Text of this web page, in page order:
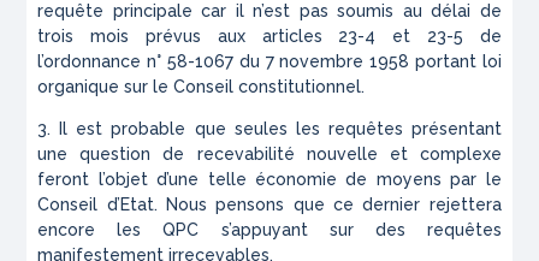
requête principale car il n’est pas soumis au délai de
trois mois prévus aux articles 23-4 et 23-5 de
l’ordonnance n° 58-1067 du 7 novembre 1958 portant loi
organique sur le Conseil constitutionnel.
3. Il est probable que seules les requêtes présentant
une question de recevabilité nouvelle et complexe
feront l’objet d’une telle économie de moyens par le
Conseil d’Etat. Nous pensons que ce dernier rejettera
encore les QPC s’appuyant sur des requêtes
manifestement irrecevables.